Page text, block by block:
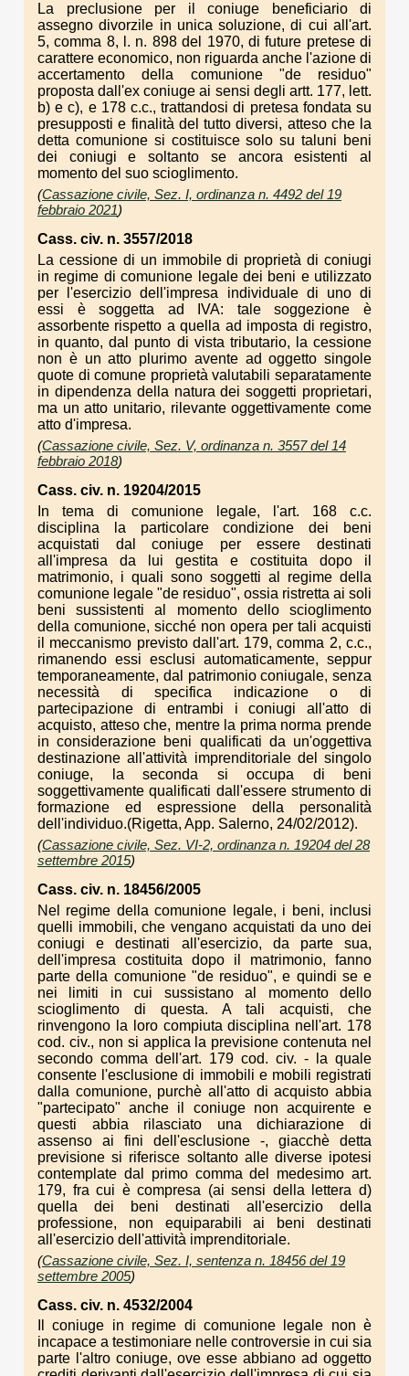
La preclusione per il coniuge beneficiario di
assegno divorzile in unica soluzione, di cui all'art.
5, comma 8, l. n. 898 del 1970, di future pretese di
carattere economico, non riguarda anche l'azione di
accertamento della comunione "de residuo"
proposta dall'ex coniuge ai sensi degli artt. 177, lett.
b) e c), e 178 c.c., trattandosi di pretesa fondata su
presupposti e finalità del tutto diversi, atteso che la
detta comunione si costituisce solo su taluni beni
dei coniugi e soltanto se ancora esistenti al
momento del suo scioglimento.
(Cassazione civile, Sez. I, ordinanza n. 4492 del 19
febbraio 2021)
Cass. civ. n. 3557/2018
La cessione di un immobile di proprietà di coniugi
in regime di comunione legale dei beni e utilizzato
per l'esercizio dell'impresa individuale di uno di
essi è soggetta ad IVA: tale soggezione è
assorbente rispetto a quella ad imposta di registro,
in quanto, dal punto di vista tributario, la cessione
non è un atto plurimo avente ad oggetto singole
quote di comune proprietà valutabili separatamente
in dipendenza della natura dei soggetti proprietari,
ma un atto unitario, rilevante oggettivamente come
atto d'impresa.
(Cassazione civile, Sez. V, ordinanza n. 3557 del 14
febbraio 2018)
Cass. civ. n. 19204/2015
In tema di comunione legale, l'art. 168 c.c.
disciplina la particolare condizione dei beni
acquistati dal coniuge per essere destinati
all'impresa da lui gestita e costituita dopo il
matrimonio, i quali sono soggetti al regime della
comunione legale "de residuo", ossia ristretta ai soli
beni sussistenti al momento dello scioglimento
della comunione, sicché non opera per tali acquisti
il meccanismo previsto dall'art. 179, comma 2, c.c.,
rimanendo essi esclusi automaticamente, seppur
temporaneamente, dal patrimonio coniugale, senza
necessità di specifica indicazione o di
partecipazione di entrambi i coniugi all'atto di
acquisto, atteso che, mentre la prima norma prende
in considerazione beni qualificati da un'oggettiva
destinazione all'attività imprenditoriale del singolo
coniuge, la seconda si occupa di beni
soggettivamente qualificati dall'essere strumento di
formazione ed espressione della personalità
dell'individuo.(Rigetta, App. Salerno, 24/02/2012).
(Cassazione civile, Sez. VI-2, ordinanza n. 19204 del 28
settembre 2015)
Cass. civ. n. 18456/2005
Nel regime della comunione legale, i beni, inclusi
quelli immobili, che vengano acquistati da uno dei
coniugi e destinati all'esercizio, da parte sua,
dell'impresa costituita dopo il matrimonio, fanno
parte della comunione "de residuo", e quindi se e
nei limiti in cui sussistano al momento dello
scioglimento di questa. A tali acquisti, che
rinvengono la loro compiuta disciplina nell'art. 178
cod. civ., non si applica la previsione contenuta nel
secondo comma dell'art. 179 cod. civ. - la quale
consente l'esclusione di immobili e mobili registrati
dalla comunione, purchè all'atto di acquisto abbia
"partecipato" anche il coniuge non acquirente e
questi abbia rilasciato una dichiarazione di
assenso ai fini dell'esclusione -, giacchè detta
previsione si riferisce soltanto alle diverse ipotesi
contemplate dal primo comma del medesimo art.
179, fra cui è compresa (ai sensi della lettera d)
quella dei beni destinati all'esercizio della
professione, non equiparabili ai beni destinati
all'esercizio dell'attività imprenditoriale.
(Cassazione civile, Sez. I, sentenza n. 18456 del 19
settembre 2005)
Cass. civ. n. 4532/2004
Il coniuge in regime di comunione legale non è
incapace a testimoniare nelle controversie in cui sia
parte l'altro coniuge, ove esse abbiano ad oggetto